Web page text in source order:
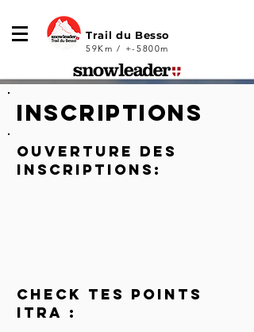
Trail du Besso
59Km / +-5800m
inscriptions
Ouverture des
inscriptions:
check tes points
itra :